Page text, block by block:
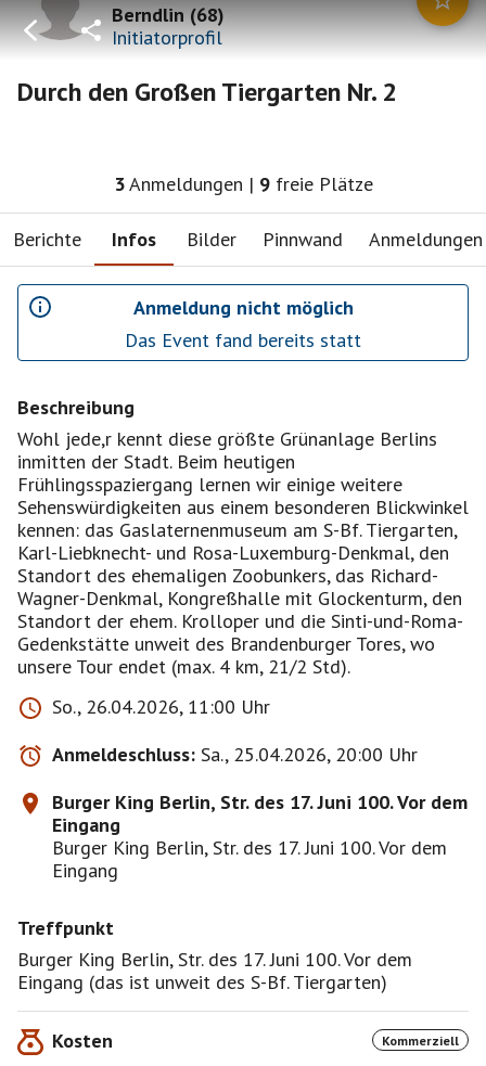
Berndlin(68)
Initiatorprofil
Durch den Großen Tiergarten Nr. 2
3Anmeldungen | 9 freie Plätze
Berichte Infos Bilder Pinnwand Anmeldungen
Anmeldung nicht möglich
Das Event fand bereits statt
Beschreibung
Wohl jede,r kennt diese größte Grünanlage Berlins
inmitten der Stadt. Beim heutigen
Frühlingsspaziergang lernen wir einige weitere
Sehenswürdigkeiten aus einem besonderen Blickwinkel
kennen: das Gaslaternenmuseum am S-Bf. Tiergarten,
Karl-Liebknecht- und Rosa-Luxemburg-Denkmal, den
Standort des ehemaligen Zoobunkers, das Richard-
Wagner-Denkmal, Kongreßhalle mit Glockenturm, den
Standort der ehem. Krolloper und die Sinti-und-Roma-
Gedenkstätte unweit des Brandenburger Tores, wo
unsere Tour endet (max. 4 km, 21/2 Std).
So., 26.04.2026, 11:00 Uhr
Anmeldeschluss: Sa., 25.04.2026, 20:00 Uhr
Burger King Berlin, Str. des 17. Juni 100. Vor dem
Eingang
Burger King Berlin, Str. des 17. Juni 100. Vor dem
Eingang
Treffpunkt
Burger King Berlin, Str. des 17. Juni 100. Vor dem
Eingang (das ist unweit des S-Bf. Tiergarten)
Kosten Kommerziell